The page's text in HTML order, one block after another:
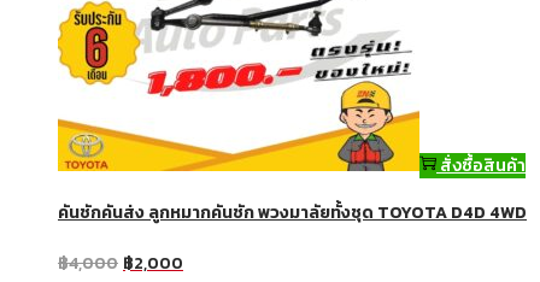
สั่งซื้อสินค้า
คันชักคันส่ง ลูกหมากคันชัก พวงมาลัยทั้งชุด TOYOTA D4D 4WD
฿4,000 ฿2,000